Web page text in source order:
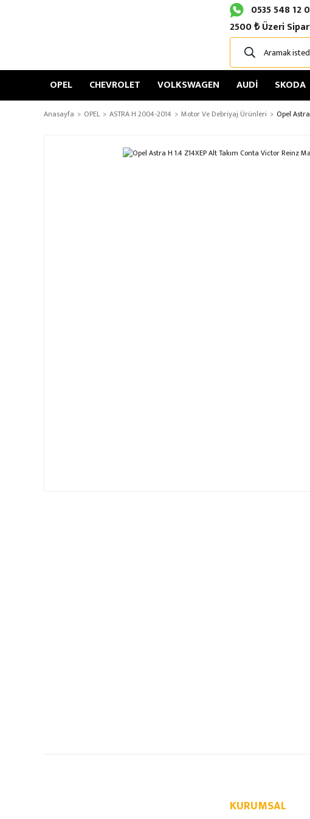
0535 548 12
2500 ₺ Üzeri
OPEL CHEVROLET VOLKSWAGEN AUDİ SKODA
Anasayfa OPEL ASTRA H 2004-2014 Motor Ve Debriyaj Ürünleri Opel
KURUMSAL